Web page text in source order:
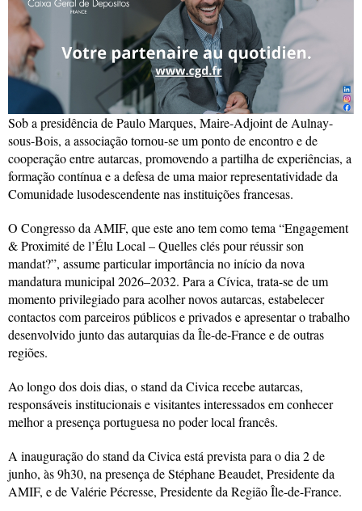
Sob a presidência de Paulo Marques, Maire-Adjoint de Aulnay-
sous-Bois, a associação tornou-se um ponto de encontro e de
cooperação entre autarcas, promovendo a partilha de experiências, a
formação contínua e a defesa de uma maior representatividade da
Comunidade lusodescendente nas instituições francesas.
O Congresso da AMIF, que este ano tem como tema “Engagement
& Proximité de l’Élu Local – Quelles clés pour réussir son
mandat?”, assume particular importância no início da nova
mandatura municipal 2026–2032. Para a Cívica, trata-se de um
momento privilegiado para acolher novos autarcas, estabelecer
contactos com parceiros públicos e privados e apresentar o trabalho
desenvolvido junto das autarquias da Île-de-France e de outras
regiões.
Ao longo dos dois dias, o stand da Civica recebe autarcas,
responsáveis institucionais e visitantes interessados em conhecer
melhor a presença portuguesa no poder local francês.
A inauguração do stand da Civica está prevista para o dia 2 de
junho, às 9h30, na presença de Stéphane Beaudet, Presidente da
AMIF, e de Valérie Pécresse, Presidente da Região Île-de-France.